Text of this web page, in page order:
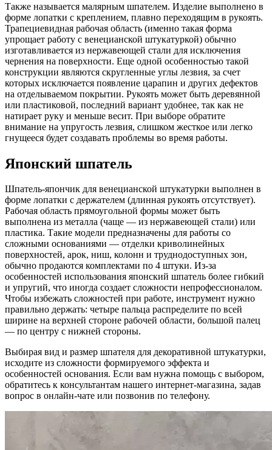
Также называется малярным шпателем. Изделие выполнено в
форме лопатки с креплением, плавно переходящим в рукоять.
Трапециевидная рабочая область (именно такая форма
упрощает работу с венецианской штукатуркой) обычно
изготавливается из нержавеющей стали для исключения
чернения на поверхности. Еще одной особенностью такой
конструкции являются скругленные углы лезвия, за счет
которых исключается появление царапин и других дефектов
на отделываемом покрытии. Рукоять может быть деревянной
или пластиковой, последний вариант удобнее, так как не
натирает руку и меньше весит. При выборе обратите
внимание на упругость лезвия, слишком жесткое или легко
гнущееся будет создавать проблемы во время работы.
Японский шпатель
Шпатель-япончик для венецианской штукатурки выполнен в
форме лопатки с держателем (длинная рукоять отсутствует).
Рабочая область прямоугольной формы может быть
выполнена из металла (чаще — из нержавеющей стали) или
пластика. Такие модели предназначены для работы со
сложными основаниями — отделки криволинейных
поверхностей, арок, ниш, колонн и труднодоступных зон,
обычно продаются комплектами по 4 штуки. Из-за
особенностей использования японский шпатель более гибкий
и упругий, что иногда создает сложности непрофессионалом.
Чтобы избежать сложностей при работе, инструмент нужно
правильно держать: четыре пальца распределите по всей
ширине на верхней стороне рабочей области, большой палец
— по центру с нижней стороны.
Выбирая вид и размер шпателя для декоративной штукатурки,
исходите из сложности формируемого эффекта и
особенностей основания. Если вам нужна помощь с выбором,
обратитесь к консультантам нашего интернет-магазина, задав
вопрос в онлайн-чате или позвонив по телефону.